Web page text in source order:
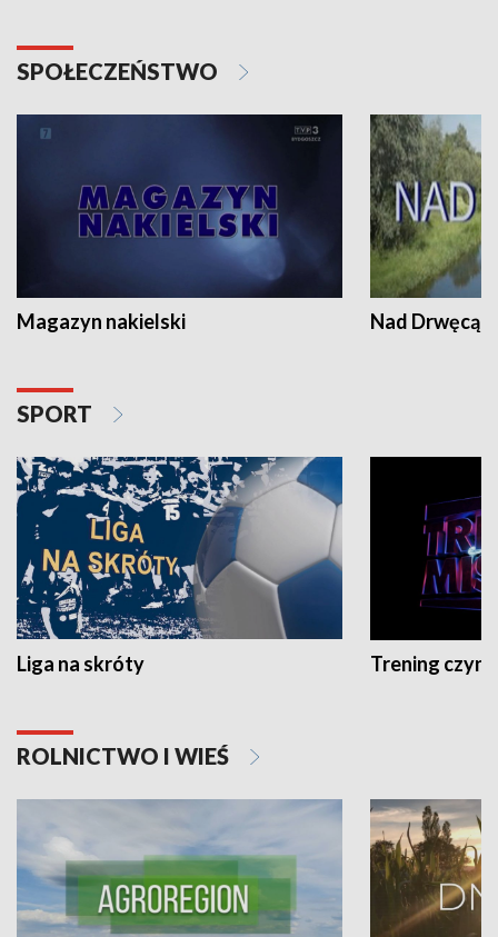
SPOŁECZEŃSTWO
Magazyn nakielski Nad Drwęcą
SPORT
Liga na skróty Trening czyni
ROLNICTWO I WIEŚ